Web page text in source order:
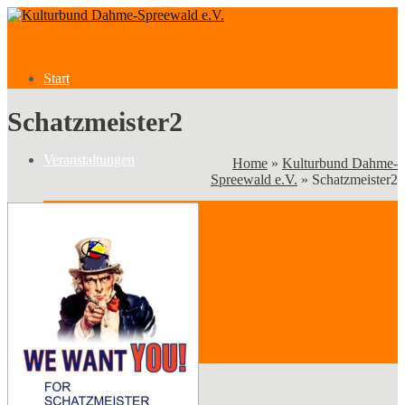
Start
Veranstaltungen
Veranstaltungen
Kategorien
Schatzmeister2
Home » Kulturbund Dahme-
Spreewald e.V. » Schatzmeister2